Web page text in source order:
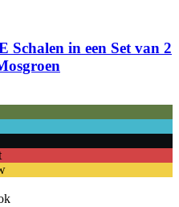
in een Set van 2